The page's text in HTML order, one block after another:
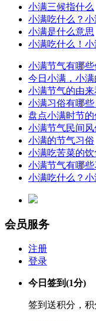
小满三候指什么
小满吃什么？
小满是什么意思
小满吃什么！
小满节气有哪
今日小满，小
小满节气的由来
小满习俗有哪些
盘点小满时节
小满节气民间
小满的节气习俗
小满吃苦菜的饮
小满节气有哪
小满吃什么？
会员服务
注册
登录
今日签到(1分)
签到送积分，积